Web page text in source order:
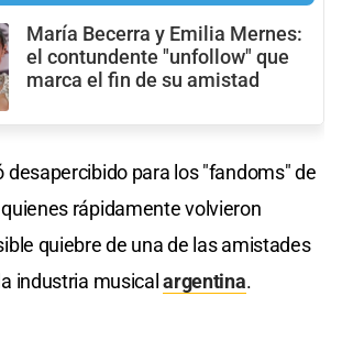
María Becerra y Emilia Mernes:
el contundente "unfollow" que
marca el fin de su amistad
desapercibido para los "fandoms" de
rápidamente volvieron
quiebre de una de las amistades
industria musicalargentina.